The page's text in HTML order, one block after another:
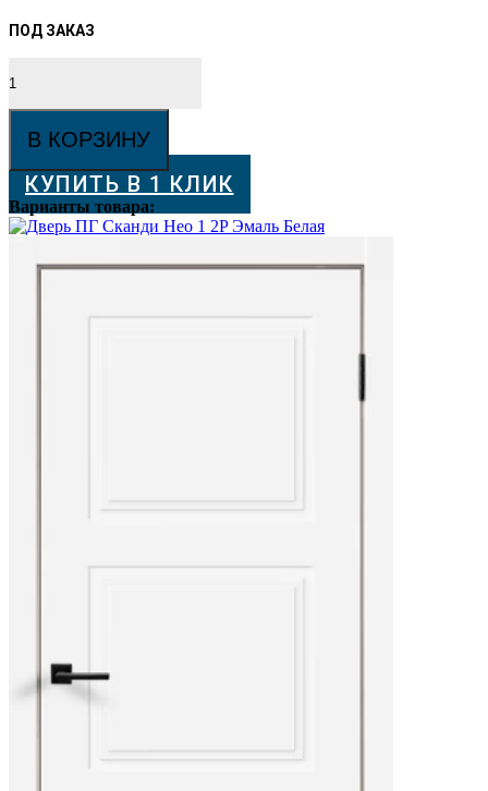
товара
Дверь
Сканди
3P
Эмаль
В КОРЗИНУ
КУПИТЬ В 1 КЛИК
Варианты товара: